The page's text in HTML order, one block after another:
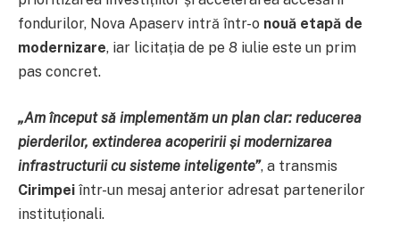
fondurilor, Nova Apaserv intră într-o nouă etapă de
modernizare, iar licitația de pe 8 iulie este un prim
pas concret.
„Am început să implementăm un plan clar: reducerea
pierderilor, extinderea acoperirii și modernizarea
infrastructurii cu sisteme inteligente”, a transmis
Cirimpei într-un mesaj anterior adresat partenerilor
instituționali.